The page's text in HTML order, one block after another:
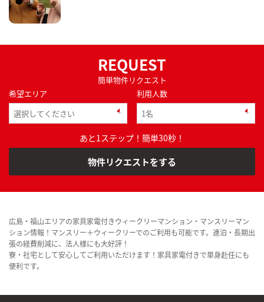
REQUEST
簡単物件リクエスト
希望エリア
利用人数
あと1ステップ！簡単30秒！
物件リクエストをする
広島・福山エリアの家具家電付きウィークリーマンション・マンスリーマン
ション情報！マンスリー＋ウィークリーでのご利用も可能です。連泊・長期出
張の経費削減に、法人様にも大好評！
寮・社宅として安心してご利用いただけます！家具家電付きで単身赴任にも
便利です。